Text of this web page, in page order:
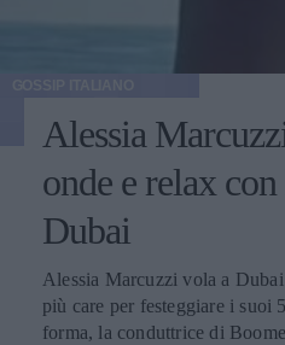
Alessia
onde e relax
Dubai
Alessia Marcuzzi vola a
più care per festeggiare i suoi
forma, la conduttrice di